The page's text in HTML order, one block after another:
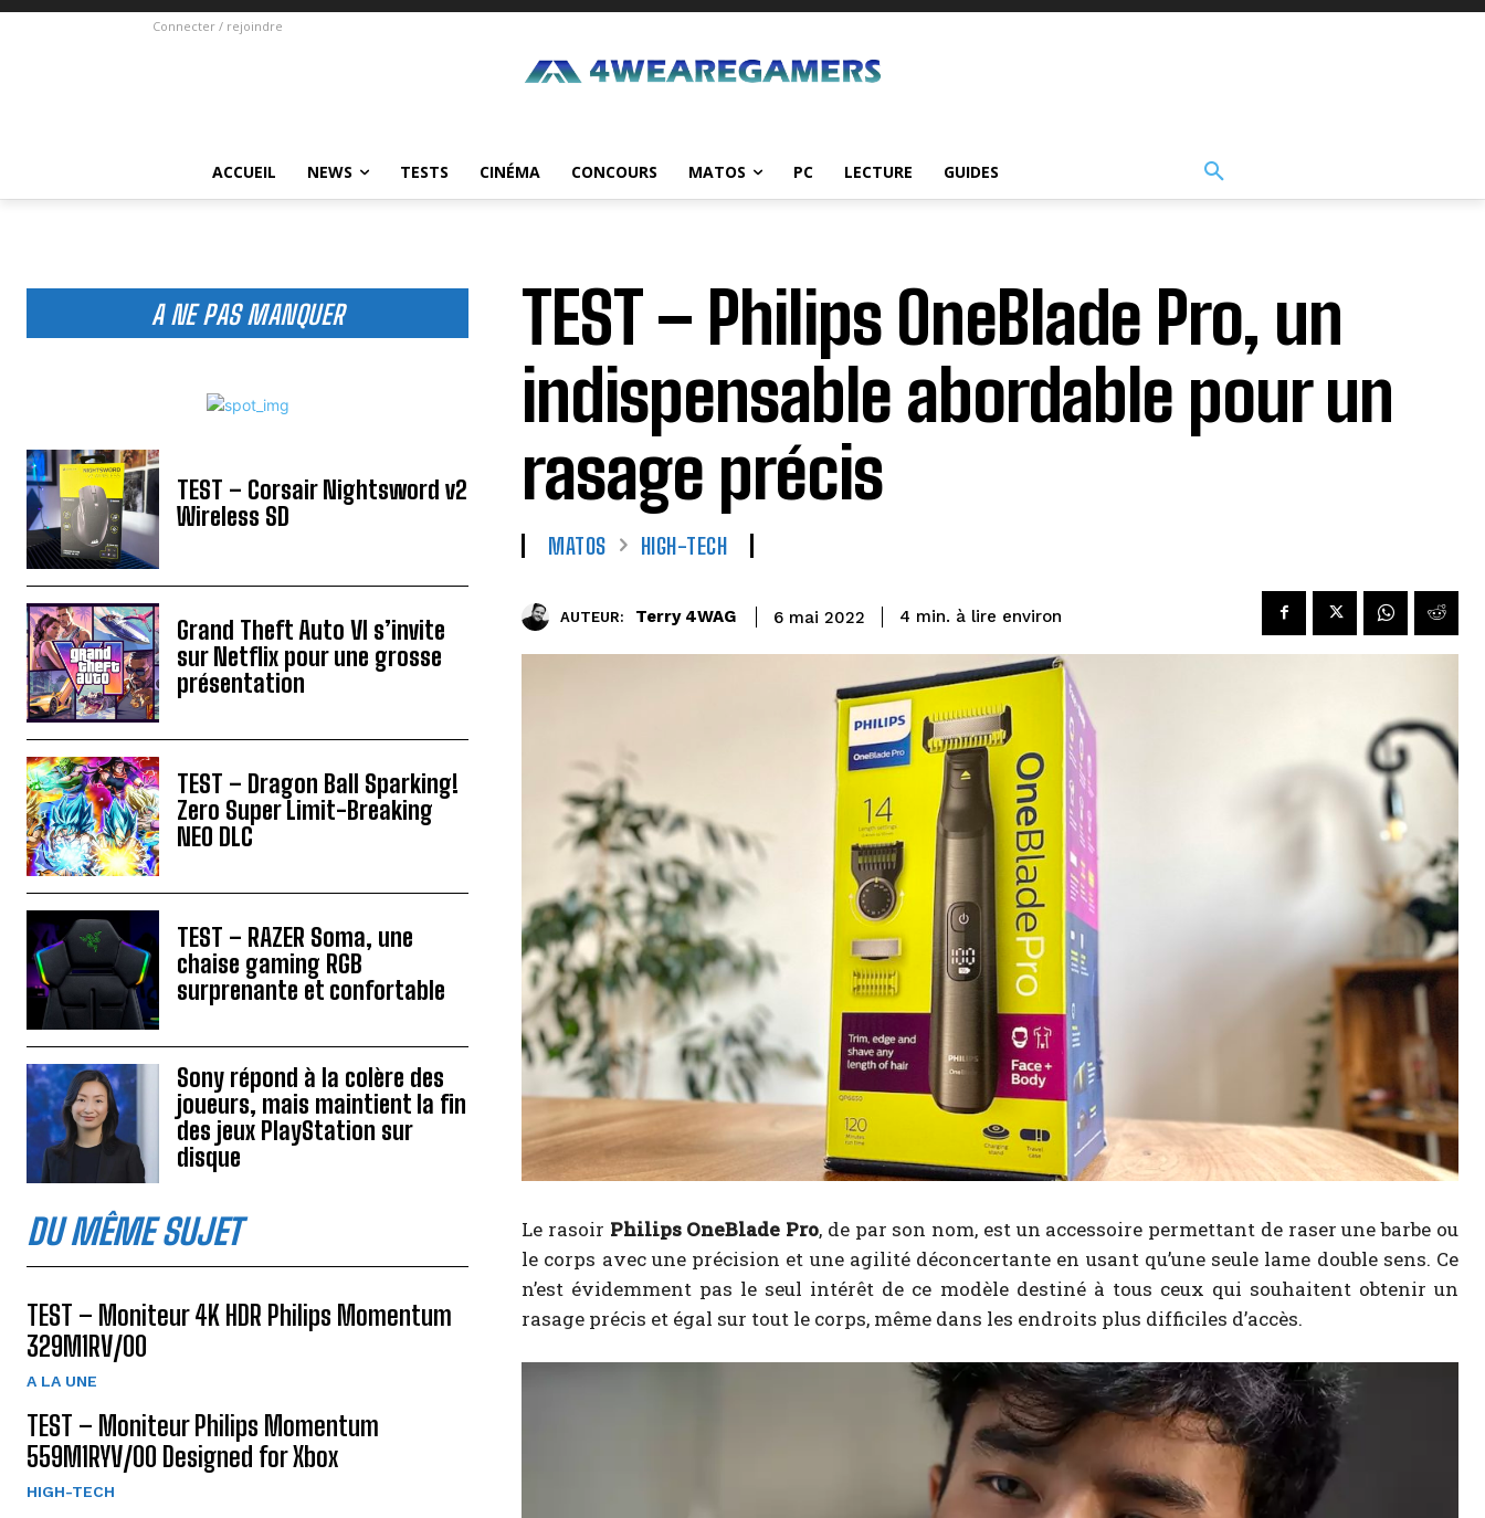
Connecter / rejoindre
ACCUEIL NEWS TESTS CINÉMA CONCOURS MATOS PC LECTURE GUIDES
A NE PAS MANQUER
TEST – Corsair Nightsword v2
Wireless SD
Grand Theft Auto VI s’invite
sur Netflix pour une grosse
présentation
TEST – Dragon Ball Sparking!
Zero Super Limit-Breaking
NEO DLC
TEST – RAZER Soma, une
chaise gaming RGB
surprenante et confortable
Sony répond à la colère des
joueurs, mais maintient la fin
des jeux PlayStation sur
disque
DU MÊME SUJET
TEST – Moniteur 4K HDR Philips Momentum
329M1RV/00
A LA UNE
TEST – Moniteur Philips Momentum
559M1RYV/00 Designed for Xbox
HIGH-TECH
TEST – Philips OneBlade Pro, un
indispensable abordable pour un
rasage précis
MATOS HIGH-TECH
AUTEUR: Terry 4WAG 6 mai 2022 4 min. à lire environ
Le rasoir Philips OneBlade Pro, de par son nom, est un accessoire permettant de raser une barbe ou
le corps avec une précision et une agilité déconcertante en usant qu’une seule lame double sens. Ce
n’est évidemment pas le seul intérêt de ce modèle destiné à tous ceux qui souhaitent obtenir un
rasage précis et égal sur tout le corps, même dans les endroits plus difficiles d’accès.